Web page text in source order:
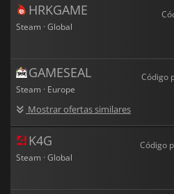
HRKGAME
Steam · Global
GAMESEAL
Steam · Europe
Mostrar ofertas similares
Código
K4G
Steam · Global
Código